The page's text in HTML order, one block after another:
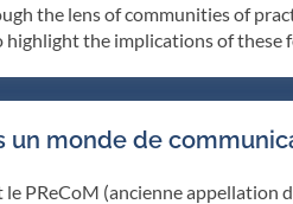
the lens of communities of
highlight the implications of
un monde de
le PReCoM (ancienne